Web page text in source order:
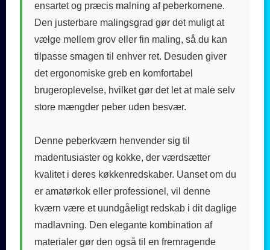
ensartet og præcis malning af peberkornene.
Den justerbare malingsgrad gør det muligt at
vælge mellem grov eller fin maling, så du kan
tilpasse smagen til enhver ret. Desuden giver
det ergonomiske greb en komfortabel
brugeroplevelse, hvilket gør det let at male selv
store mængder peber uden besvær.
Denne peberkværn henvender sig til
madentusiaster og kokke, der værdsætter
kvalitet i deres køkkenredskaber. Uanset om du
er amatørkok eller professionel, vil denne
kværn være et uundgåeligt redskab i dit daglige
madlavning. Den elegante kombination af
materialer gør den også til en fremragende